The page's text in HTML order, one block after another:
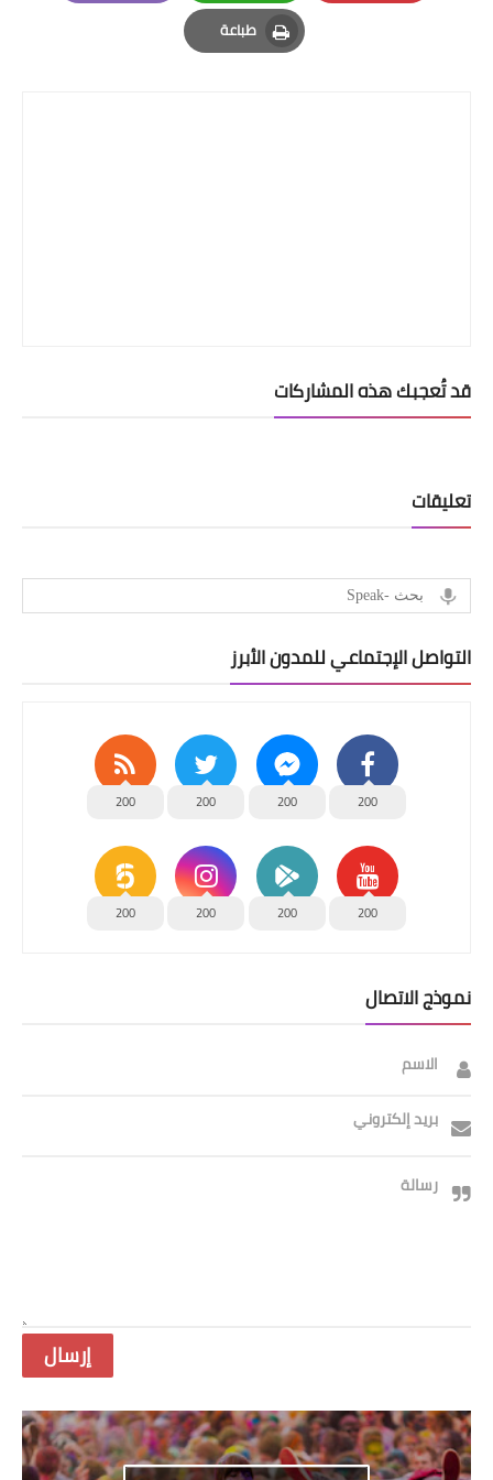
بلوكات الأشخاص
Pinterest
Whatsapp
Email
طباعة
Print
قد تُعجبك هذه المشاركات
تعليقات
التواصل الإجتماعي للمدون الأبرز
200
200
200
200
200
200
200
200
نموذج الاتصال
الاسم
بريد إلكتروني
رسالة